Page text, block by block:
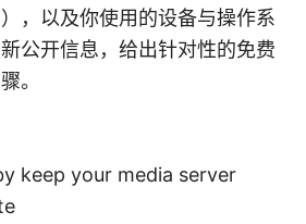
，以及你使用的设备与操作系
公开信息，给出针对性的免费
。
keep your media server